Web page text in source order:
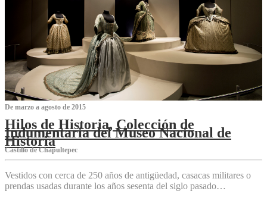
De marzo a agosto de 2015
Hilos de Historia, Colección de
Indumentaria del Museo Nacional de
Historia
Castillo de Chapultepec
Vestidos con cerca de 250 años de antigüedad, casacas militares o
prendas usadas durante los años sesenta del siglo pasado…